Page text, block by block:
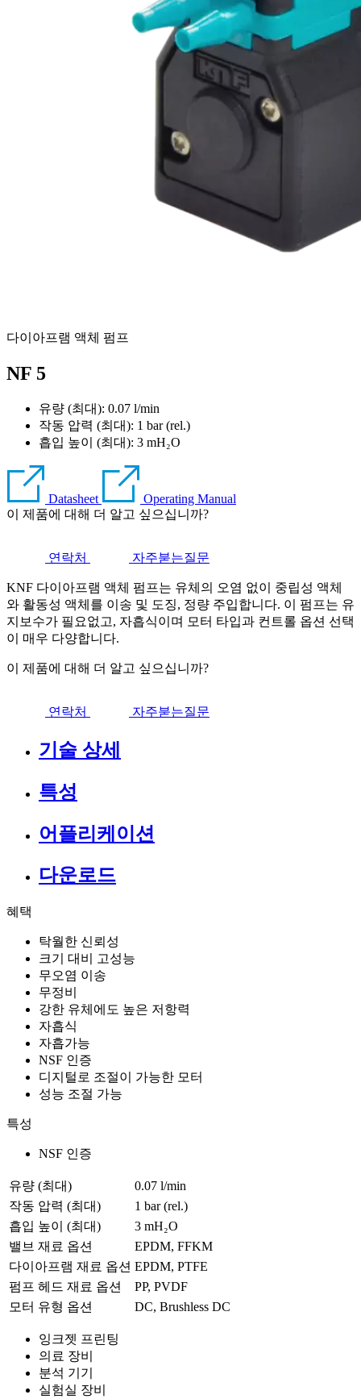
다이아프램 액체 펌프
NF 5
유량 (최대): 0.07 l/min
작동 압력 (최대): 1 bar (rel.)
흡입 높이 (최대): 3 mH₂O
Datasheet
Operating Manual
이 제품에 대해 더 알고 싶으십니까?
연락처 자주붇는질문
KNF 다이아프램 액체 펌프는 유체의 오염 없이 중립성 액체
와 활동성 액체를 이송 및 도징, 정량 주입합니다. 이 펌프는 유
지보수가 필요없고, 자흡식이며 모터 타입과 컨트롤 옵션 선택
이 매우 다양합니다.
이 제품에 대해 더 알고 싶으십니까?
연락처 자주붇는질문
기술 상세
특성
어플리케이션
다운로드
혜택
탁월한 신뢰성
크기 대비 고성능
무오염 이송
무정비
강한 유체에도 높은 저항력
자흡식
자흡가능
NSF 인증
디지털로 조절이 가능한 모터
성능 조절 가능
특성
NSF 인증
유량 (최대)
0.07 l/min
작동 압력 (최대)
1 bar (rel.)
흡입 높이 (최대)
3 mH₂O
밸브 재료 옵션
EPDM, FFKM
다이아프램 재료 옵션 EPDM, PTFE
펌프 헤드 재료 옵션
PP, PVDF
모터 유형 옵션
DC, Brushless DC
잉크젯 프린팅
의료 장비
분석 기기
실험실 장비